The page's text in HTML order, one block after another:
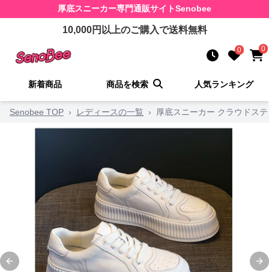
厚底スニーカー専門通販サイトSenobee
10,000円以上のご購入で送料無料
0 0
新着商品 商品を検索 人気ランキング
Senobee TOP › レディースの一覧 › 厚底スニーカー クラウドス
Previous slide